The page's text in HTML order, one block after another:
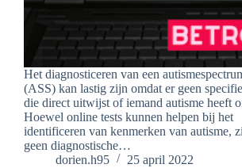
Het diagnosticeren van een
(ASS) kan lastig zijn omdat er geen
die direct uitwijst of iemand autisme heeft
Hoewel online tests kunnen helpen bij het
identificeren van kenmerken van autisme,
geen diagnostische…
dorien.h95
25 april 2022